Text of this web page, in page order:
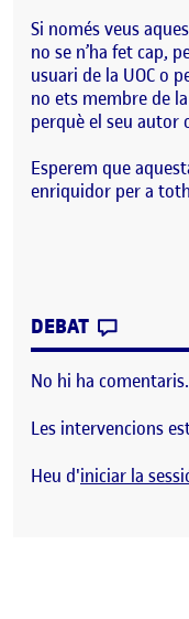
Si només veus
no se n’ha fet cap,
usuari de la UOC o
no ets membre de
perquè el seu autor
Esperem que
enriquidor per a
DEBAT
No hi ha comentaris.
Les intervencions
Heu d'iniciar la